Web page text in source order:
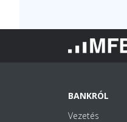
BANKRÓL
Vezetés